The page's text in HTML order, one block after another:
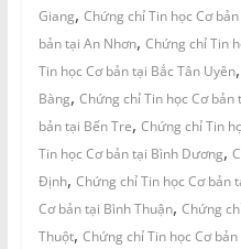
Giang, Chứng chỉ Tin học Cơ
bản tại An Nhơn, Chứng chỉ Tin
Tin học Cơ bản tại Bắc Tân Uyên,
Bàng, Chứng chỉ Tin học Cơ bản
bản tại Bến Tre, Chứng chỉ Tin
Tin học Cơ bản tại Bình Dương,
Định, Chứng chỉ Tin học Cơ bản
Cơ bản tại Bình Thuận, Chứng
Thuột, Chứng chỉ Tin học Cơ